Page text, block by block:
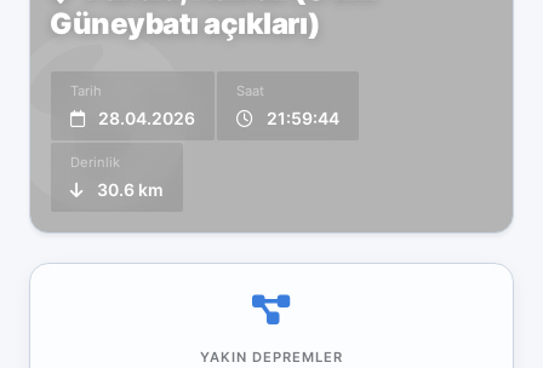
Güneybatı açıkları)
Tarih
28.04.2026
Saat
21:59:44
Derinlik
30.6 km
YAKIN DEPREMLER